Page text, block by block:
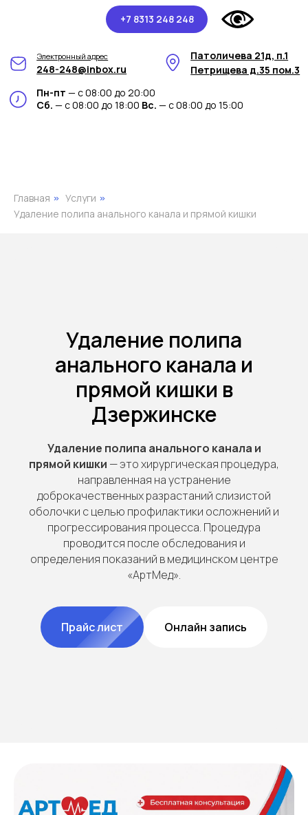
+7 8313 248 248
Пн-пт — с 08:00 до 20:00
Сб.— с 08:00 до 18:00Вс.— с 08:00 до 15:00
Главная » Услуги »
Удаление полипа анального канала и прямой кишки
Удаление полипа
анального канала и
прямой кишки в
Дзержинске
Удаление полипа анального канала и
прямой кишки — это хирургическая процедура,
направленная на устранение
доброкачественных разрастаний слизистой
оболочки с целью профилактики осложнений и
прогрессирования процесса. Процедура
проводится после обследования и
определения показаний в медицинском центре
«АртМед».
Прайс лист Онлайн запись